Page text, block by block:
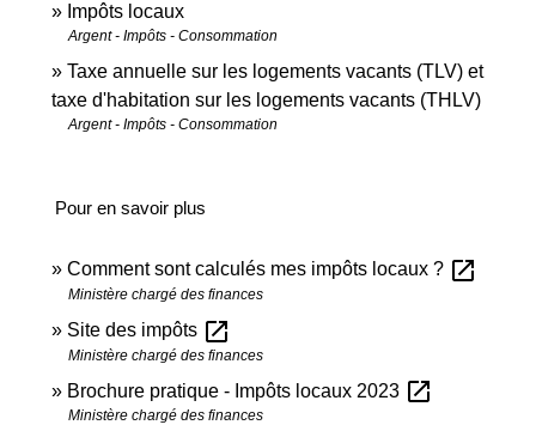
Impôts locaux
Argent - Impôts - Consommation
Taxe annuelle sur les logements vacants (TLV) et
taxe d'habitation sur les logements vacants (THLV)
Argent - Impôts - Consommation
Pour en savoir plus
Comment sont calculés mes impôts locaux ? open_in_new
Ministère chargé des finances
Site des impôts open_in_new
Ministère chargé des finances
Brochure pratique - Impôts locaux 2023 open_in_new
Ministère chargé des finances